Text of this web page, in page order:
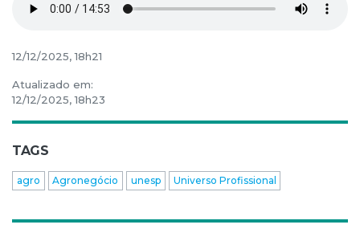
12/12/2025, 18h21
Atualizado em:
12/12/2025, 18h23
TAGS
agro Agronegócio unesp Universo Profissional